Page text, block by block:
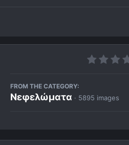
FROM THE CATEGORY:
Νεφελώματα · 5895 images